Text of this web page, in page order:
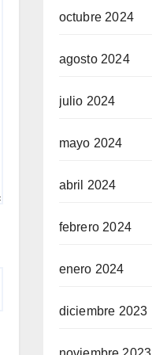
octubre 2024
agosto 2024
julio 2024
mayo 2024
abril 2024
febrero 2024
enero 2024
diciembre 2023